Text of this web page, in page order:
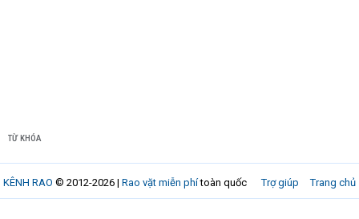
TỪ KHÓA
Trợ giúp Trang chủ
KÊNH RAO © 2012-2026 | Rao vặt miễn phítoàn quốc